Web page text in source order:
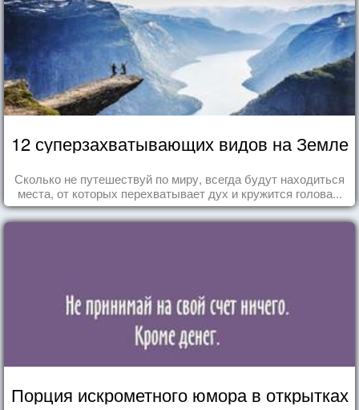
12 суперзахватывающих видов на Земле
Сколько не путешествуй по миру, всегда будут находиться
места, от которых перехватывает дух и кружится голова...
Порция искрометного юмора в открытках